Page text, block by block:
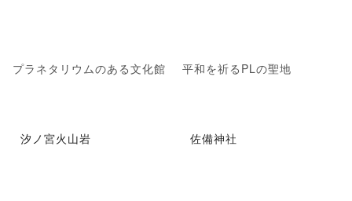
プラネタリウムのある文化館 平和を祈るPLの聖地
汐ノ宮火山岩 佐備神社